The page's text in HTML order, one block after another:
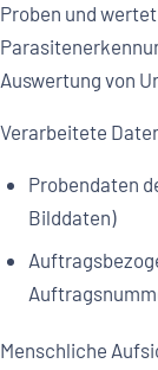
Proben und
Auswertung von
Verarbeitete
Probendaten
Bilddaten)
Menschliche